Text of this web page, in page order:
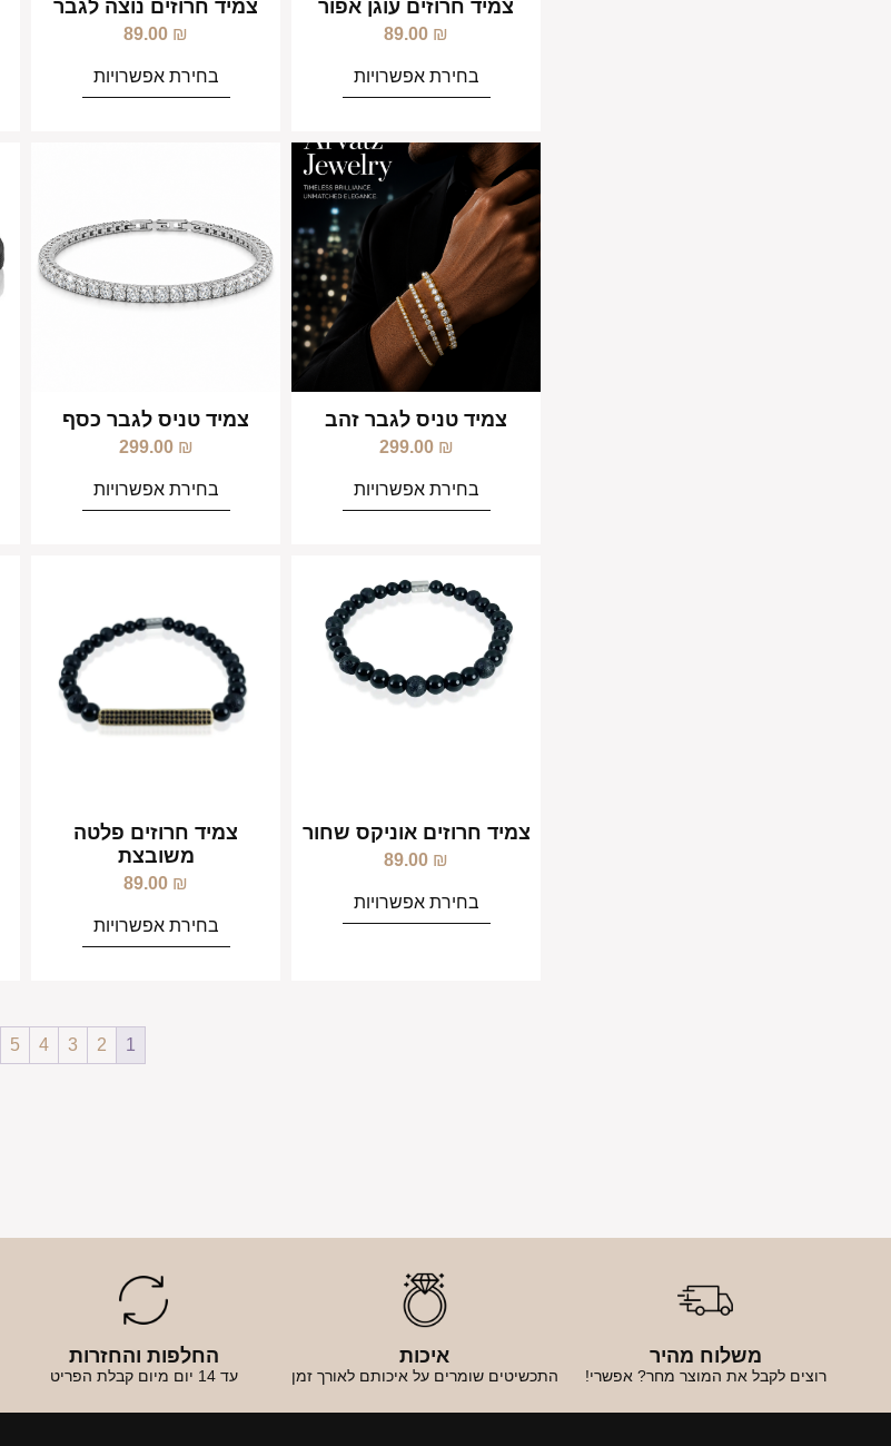
צמיד חרוזים עוגן אפור
89.00 ₪
בחירת אפשרויות
צמיד חרוזים נוצה לגבר
89.00 ₪
בחירת אפשרויות
צמיד טניס לגבר זהב
299.00 ₪
בחירת אפשרויות
צמיד טניס לגבר כסף
299.00 ₪
בחירת אפשרויות
צמיד חרוזים אוניקס שחור
89.00 ₪
בחירת אפשרויות
צמיד חרוזים פלטה
משובצת
89.00 ₪
בחירת אפשרויות
1
2
3
4
5
משלוח מהיר
רוצים לקבל את המוצר מחר? אפשרי!
איכות
התכשיטים שומרים על איכותם לאורך זמן
החלפות והחזרות
עד 14 יום מיום קבלת הפריט